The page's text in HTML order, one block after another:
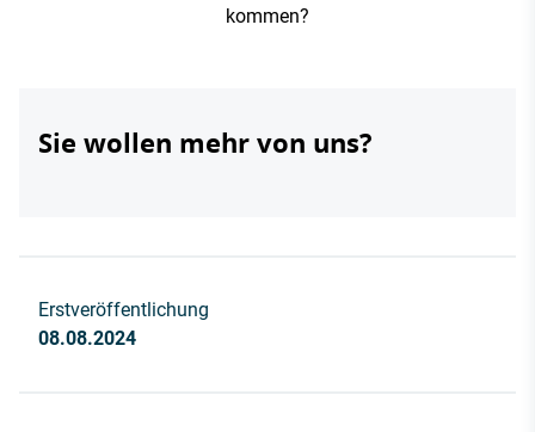
kommen?
Sie wollen mehr von uns?
Erstveröffentlichung
08.08.2024